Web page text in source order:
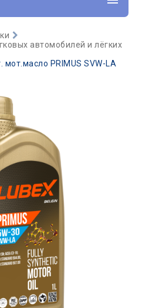
автомобилей и лёгких
мот.масло PRIMUS SVW-LA